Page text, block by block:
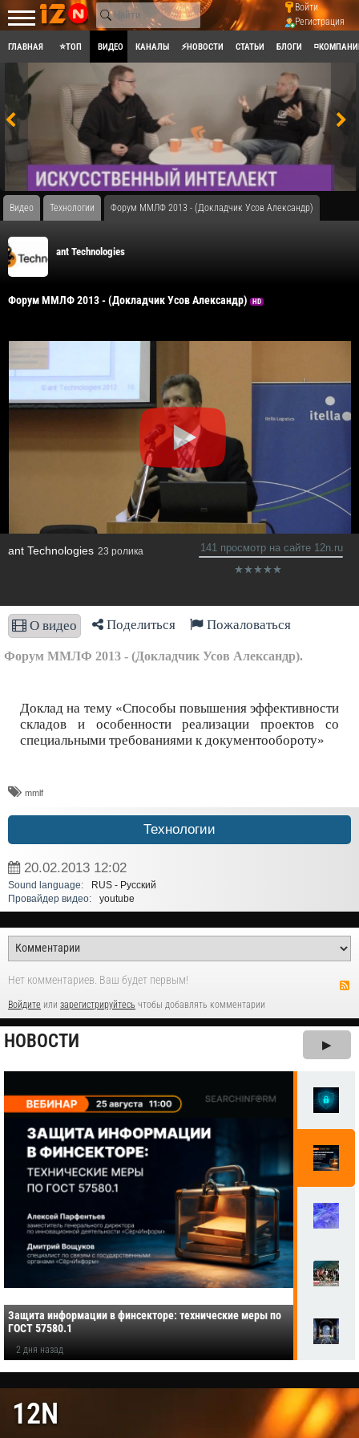
Войти
Регистрация
ГЛАВНАЯ ⭐ТОП ВИДЕО КАНАЛЫ ⚡НОВОСТИ СТАТЬИ БЛОГИ
Видео Технологии Форум ММЛФ 2013 - (Докладчик Усов Александр)
ant Technologies
Форум ММЛФ 2013 - (Докладчик Усов Александр) HD
ant Technologies 23 ролика 141 просмотр на сайте 12n.ru
О видео Поделиться Пожаловаться
Форум ММЛФ 2013 - (Докладчик Усов Александр).
Доклад на тему «Способы повышения эффективности
складов и особенности реализации проектов со
специальными требованиями к документообороту»
mmlf
Технологии
20.02.2013 12:02
Sound language:
RUS - Русский
Провайдер видео:
youtube
Нет комментариев. Ваш будет первым!
Войдите или зарегистрируйтесь чтобы добавлять комментарии
НОВОСТИ ▶
Защита информации в финсекторе: технические меры по
ГОСТ 57580.1
2 дня назад
12N